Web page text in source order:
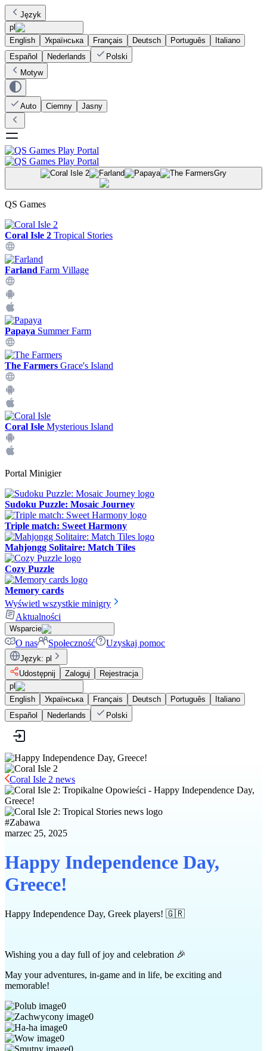
Język
pl
English
Українська Français Deutsch Português
Italiano
Español
Nederlands
Polski
Motyw
Auto Ciemny Jasny
Gry
QS Games
Coral Isle 2 Tropical Stories
Farland Farm Village
Papaya Summer Farm
The Farmers Grace's Island
Coral Isle Mysterious Island
Portal Minigier
Sudoku Puzzle: Mosaic Journey
Triple match: Sweet Harmony
Mahjongg Solitaire: Match Tiles
Cozy Puzzle
Memory cards
Wyświetl wszystkie minigry
Aktualności
Wsparcie
O nas Społeczność Uzyskaj pomoc
Język: pl
Udostępnij
Zaloguj
Rejestracja
pl
English
Українська Français Deutsch Português
Italiano
Español
Nederlands Polski
Coral Isle 2 news
#Zabawa
marzec 25, 2025
Happy Independence Day,
Greece!
Happy Independence Day, Greek players! 🇬🇷
Wishing you a day full of joy and celebration 🎉
May your adventures, in-game and in life, be exciting and
memorable!
0
0
0
0
0